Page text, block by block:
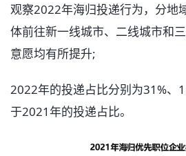
观察2022年海归投递行为，分地
体前往新一线城市、二线城市和
意愿均有所提升;
2022年的投递占比分别为31%、
于2021年的投递占比。